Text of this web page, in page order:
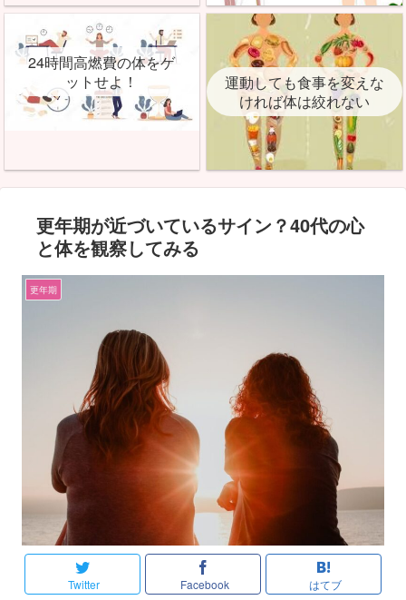
24時間高燃費の体をゲ
ットせよ！
運動しても食事を変えな
ければ体は絞れない
更年期が近づいているサイン？40代の心
と体を観察してみる
更年期
Twitter Facebook はてブ